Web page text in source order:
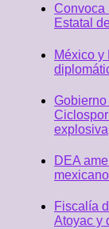
Convoca
Estatal
México y
explosiva
DEA
Fiscalía
Atoyac y